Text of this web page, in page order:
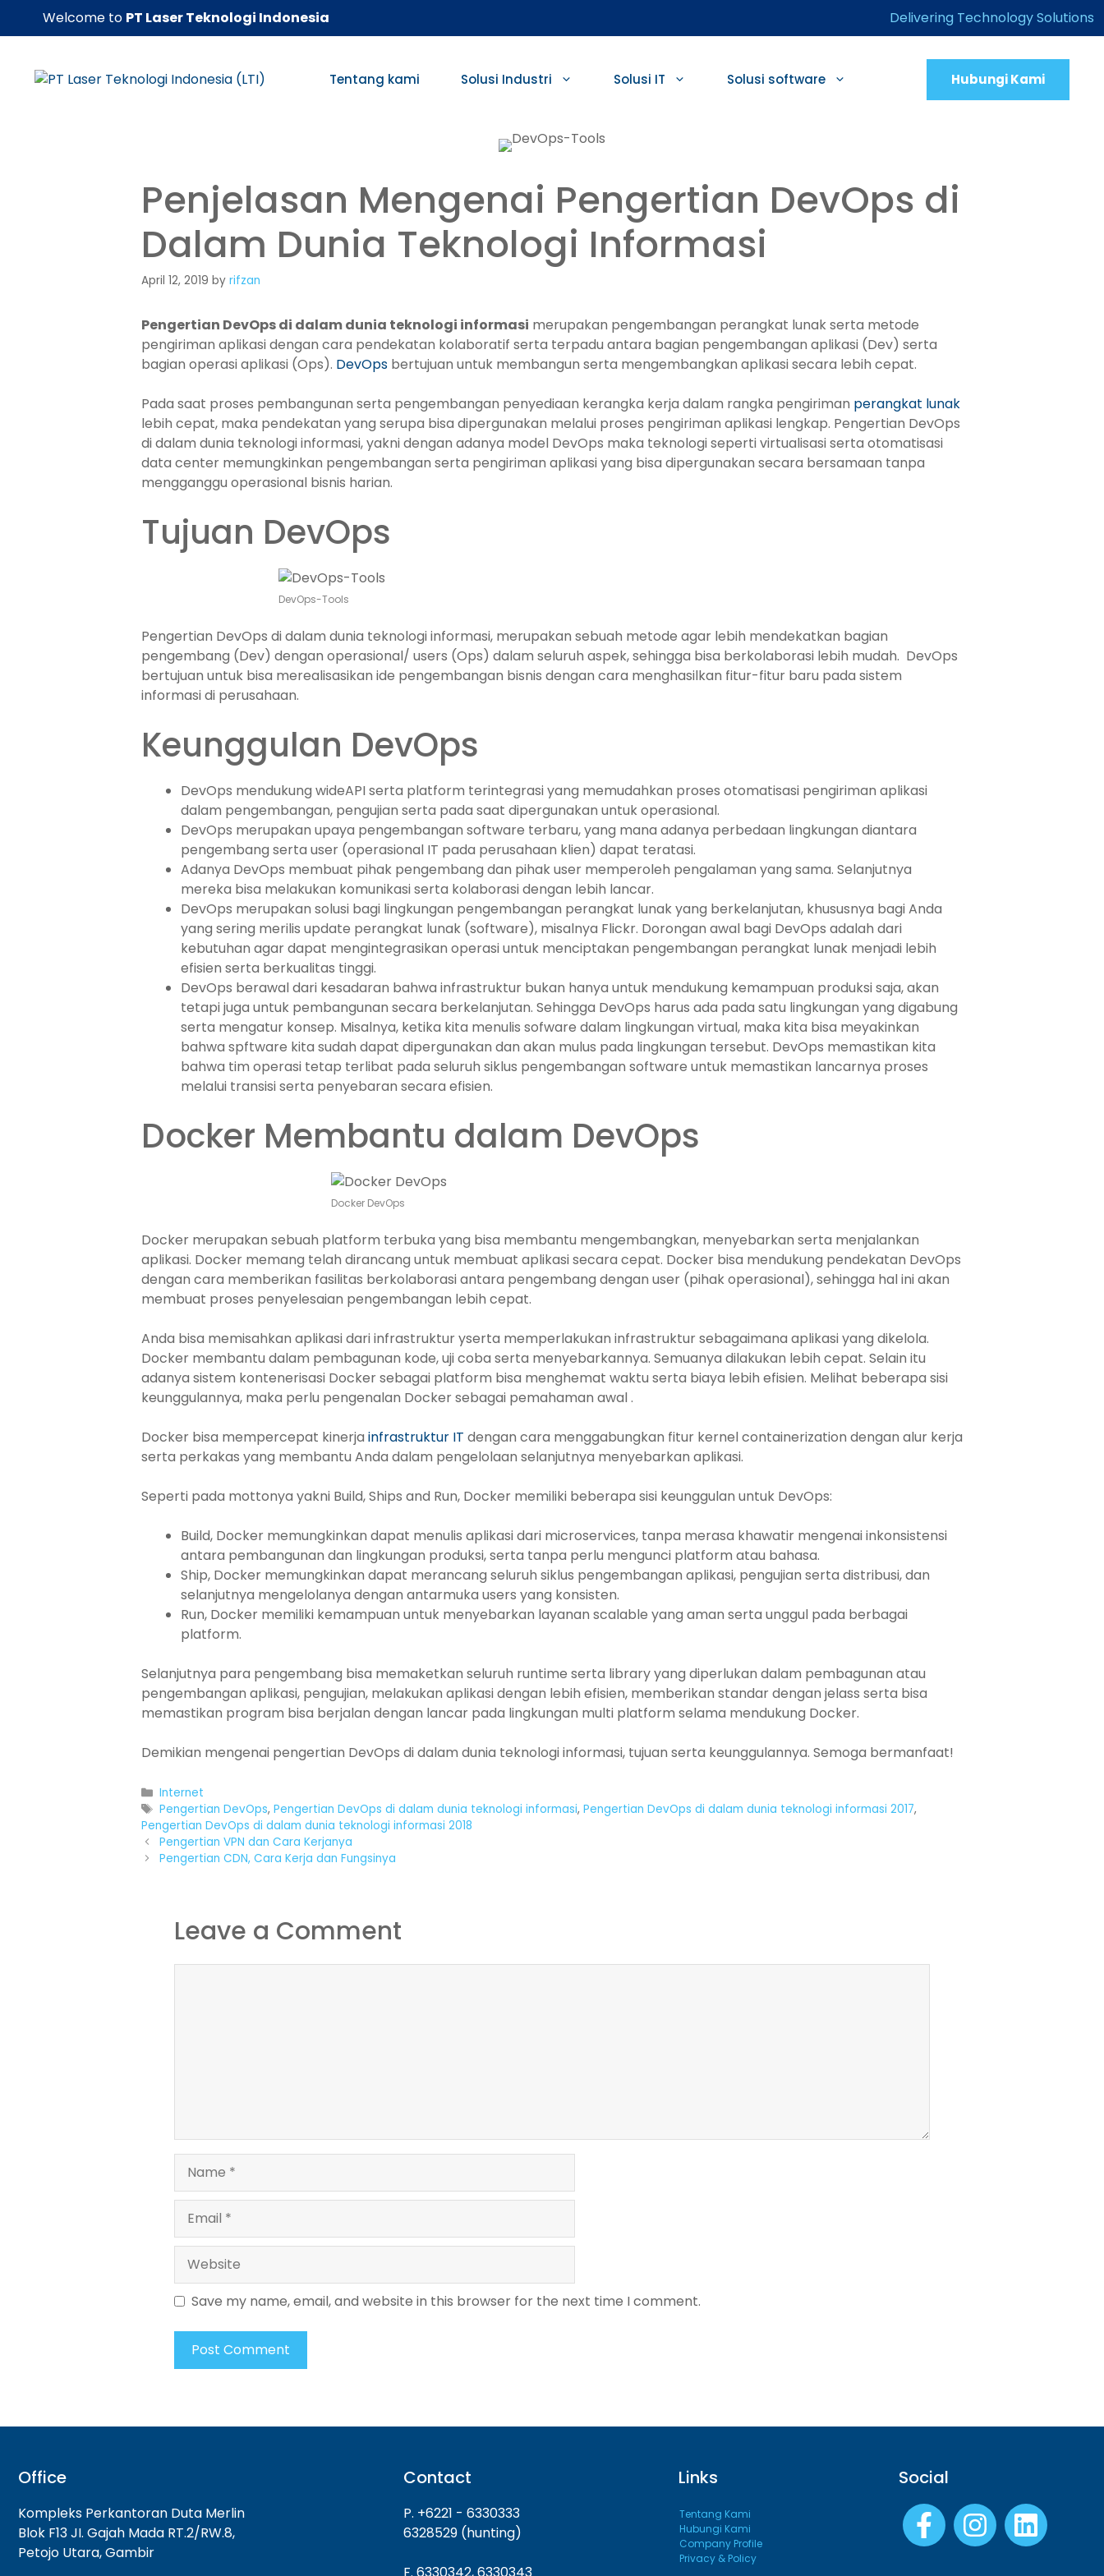
Welcome to PT Laser Teknologi Indonesia Delivering Technology Solutions
Tentang kami Solusi Industri Solusi IT Solusi software Hubungi Kami
Penjelasan Mengenai Pengertian DevOps di
Dalam Dunia Teknologi Informasi
April 12, 2019 by rifzan
Pengertian DevOps di dalam dunia teknologi informasi merupakan pengembangan perangkat lunak serta metode
pengiriman aplikasi dengan cara pendekatan kolaboratif serta terpadu antara bagian pengembangan aplikasi (Dev) serta
bagian operasi aplikasi (Ops). DevOps bertujuan untuk membangun serta mengembangkan aplikasi secara lebih cepat.
Pada saat proses pembangunan serta pengembangan penyediaan kerangka kerja dalam rangka pengiriman perangkat lunak
lebih cepat, maka pendekatan yang serupa bisa dipergunakan melalui proses pengiriman aplikasi lengkap. Pengertian DevOps
di dalam dunia teknologi informasi, yakni dengan adanya model DevOps maka teknologi seperti virtualisasi serta otomatisasi
data center memungkinkan pengembangan serta pengiriman aplikasi yang bisa dipergunakan secara bersamaan tanpa
mengganggu operasional bisnis harian.
Tujuan DevOps
DevOps-Tools
Pengertian DevOps di dalam dunia teknologi informasi, merupakan sebuah metode agar lebih mendekatkan bagian
pengembang (Dev) dengan operasional/ users (Ops) dalam seluruh aspek, sehingga bisa berkolaborasi lebih mudah. DevOps
bertujuan untuk bisa merealisasikan ide pengembangan bisnis dengan cara menghasilkan fitur-fitur baru pada sistem
informasi di perusahaan.
Keunggulan DevOps
DevOps mendukung wideAPI serta platform terintegrasi yang memudahkan proses otomatisasi pengiriman aplikasi
dalam pengembangan, pengujian serta pada saat dipergunakan untuk operasional.
DevOps merupakan upaya pengembangan software terbaru, yang mana adanya perbedaan lingkungan diantara
pengembang serta user (operasional IT pada perusahaan klien) dapat teratasi.
Adanya DevOps membuat pihak pengembang dan pihak user memperoleh pengalaman yang sama. Selanjutnya
mereka bisa melakukan komunikasi serta kolaborasi dengan lebih lancar.
DevOps merupakan solusi bagi lingkungan pengembangan perangkat lunak yang berkelanjutan, khususnya bagi Anda
yang sering merilis update perangkat lunak (software), misalnya Flickr. Dorongan awal bagi DevOps adalah dari
kebutuhan agar dapat mengintegrasikan operasi untuk menciptakan pengembangan perangkat lunak menjadi lebih
efisien serta berkualitas tinggi.
DevOps berawal dari kesadaran bahwa infrastruktur bukan hanya untuk mendukung kemampuan produksi saja, akan
tetapi juga untuk pembangunan secara berkelanjutan. Sehingga DevOps harus ada pada satu lingkungan yang digabung
serta mengatur konsep. Misalnya, ketika kita menulis sofware dalam lingkungan virtual, maka kita bisa meyakinkan
bahwa spftware kita sudah dapat dipergunakan dan akan mulus pada lingkungan tersebut. DevOps memastikan kita
bahwa tim operasi tetap terlibat pada seluruh siklus pengembangan software untuk memastikan lancarnya proses
melalui transisi serta penyebaran secara efisien.
Docker Membantu dalam DevOps
Docker DevOps
Docker merupakan sebuah platform terbuka yang bisa membantu mengembangkan, menyebarkan serta menjalankan
aplikasi. Docker memang telah dirancang untuk membuat aplikasi secara cepat. Docker bisa mendukung pendekatan DevOps
dengan cara memberikan fasilitas berkolaborasi antara pengembang dengan user (pihak operasional), sehingga hal ini akan
membuat proses penyelesaian pengembangan lebih cepat.
Anda bisa memisahkan aplikasi dari infrastruktur yserta memperlakukan infrastruktur sebagaimana aplikasi yang dikelola.
Docker membantu dalam pembagunan kode, uji coba serta menyebarkannya. Semuanya dilakukan lebih cepat. Selain itu
adanya sistem kontenerisasi Docker sebagai platform bisa menghemat waktu serta biaya lebih efisien. Melihat beberapa sisi
keunggulannya, maka perlu pengenalan Docker sebagai pemahaman awal .
Docker bisa mempercepat kinerja infrastruktur IT dengan cara menggabungkan fitur kernel containerization dengan alur kerja
serta perkakas yang membantu Anda dalam pengelolaan selanjutnya menyebarkan aplikasi.
Seperti pada mottonya yakni Build, Ships and Run, Docker memiliki beberapa sisi keunggulan untuk DevOps:
Build, Docker memungkinkan dapat menulis aplikasi dari microservices, tanpa merasa khawatir mengenai inkonsistensi
antara pembangunan dan lingkungan produksi, serta tanpa perlu mengunci platform atau bahasa.
Ship, Docker memungkinkan dapat merancang seluruh siklus pengembangan aplikasi, pengujian serta distribusi, dan
selanjutnya mengelolanya dengan antarmuka users yang konsisten.
Run, Docker memiliki kemampuan untuk menyebarkan layanan scalable yang aman serta unggul pada berbagai
platform.
Selanjutnya para pengembang bisa memaketkan seluruh runtime serta library yang diperlukan dalam pembagunan atau
pengembangan aplikasi, pengujian, melakukan aplikasi dengan lebih efisien, memberikan standar dengan jelass serta bisa
memastikan program bisa berjalan dengan lancar pada lingkungan multi platform selama mendukung Docker.
Demikian mengenai pengertian DevOps di dalam dunia teknologi informasi, tujuan serta keunggulannya. Semoga bermanfaat!
Categories
Internet
Tags
Pengertian DevOps, Pengertian DevOps di dalam dunia teknologi informasi, Pengertian DevOps di dalam dunia teknologi informasi 2017,
Pengertian DevOps di dalam dunia teknologi informasi 2018
Pengertian VPN dan Cara Kerjanya
Pengertian CDN, Cara Kerja dan Fungsinya
Leave a Comment
Website
Save my name, email, and website in this browser for the next time I comment.
Office
Kompleks Perkantoran Duta Merlin
Blok F13 JI. Gajah Mada RT.2/RW.8,
Petojo Utara, Gambir
Contact
P. +6221 - 6330333
6328529 (hunting)
Links
Tentang Kami
Hubungi Kami
Company Profile
Privacy & Policy
Social